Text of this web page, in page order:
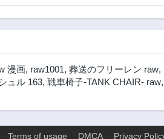
漫画, raw1001, 葬送のフリーレン raw,
ュル 163, 戦車椅子-TANK CHAIR- raw,
Terms of usage DMCA Privacy